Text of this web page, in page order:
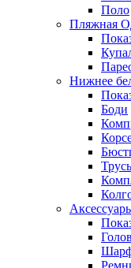
Поло
Пляжная
Нижнее
Боди